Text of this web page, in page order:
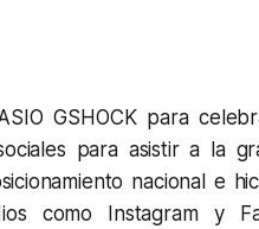
GSHOCK para
para asistir a la
nacional e
como Instagram y